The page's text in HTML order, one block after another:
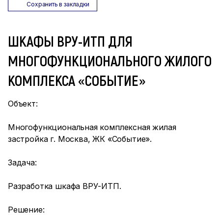
Сохранить в закладки
ШКАФЫ ВРУ-ИТП ДЛЯ
МНОГОФУНКЦИОНАЛЬНОГО ЖИЛОГО
КОМПЛЕКСА «СОБЫТИЕ»
Объект:
Многофункциональная комплексная жилая
застройка г. Москва, ЖК «Событие».
Задача:
Разработка шкафа ВРУ-ИТП.
Решение: